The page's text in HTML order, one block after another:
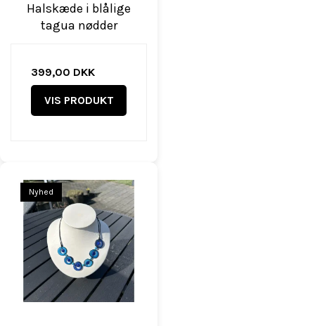
Halskæde i blålige
tagua nødder
399,00 DKK
VIS PRODUKT
Nyhed